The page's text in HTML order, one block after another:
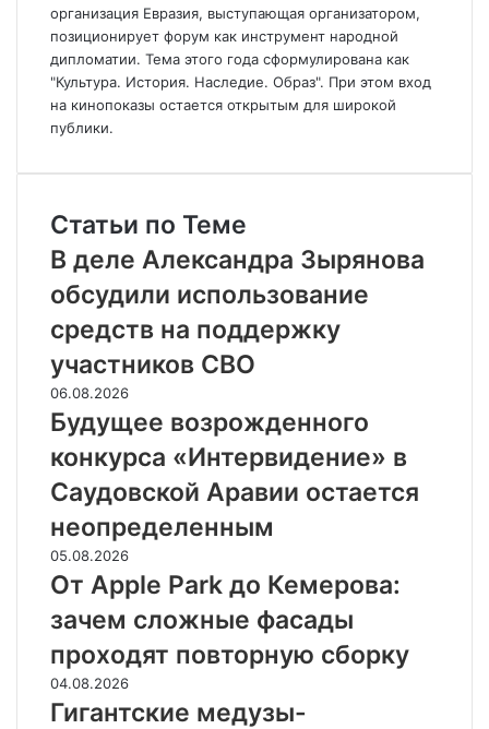
организация Евразия, выступающая организатором,
позиционирует форум как инструмент народной
дипломатии. Тема этого года сформулирована как
"Культура. История. Наследие. Образ". При этом вход
на кинопоказы остается открытым для широкой
публики.
Статьи по Теме
В деле Александра Зырянова
обсудили использование
средств на поддержку
участников СВО
06.08.2026
Будущее возрожденного
конкурса «Интервидение» в
Саудовской Аравии остается
неопределенным
05.08.2026
От Apple Park до Кемерова:
зачем сложные фасады
проходят повторную сборку
04.08.2026
Гигантские медузы-